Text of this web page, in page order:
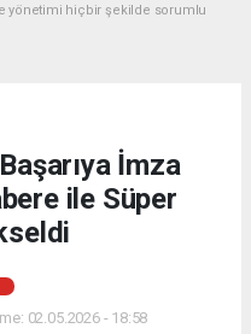
yönetimi hiçbir şekilde sorumlu
İmza
ile Süper
02.05.2026 - 18:58